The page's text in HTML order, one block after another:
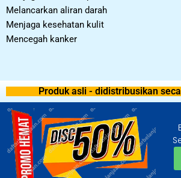
Melancarkan aliran darah
Menjaga kesehatan kulit
Mencegah kanker
Produk asli - didistribusikan